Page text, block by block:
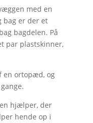
med en
bag er der et
bagdelen. På
par plastskinner,
en ortopæd, og
hjælper, der
hende op i